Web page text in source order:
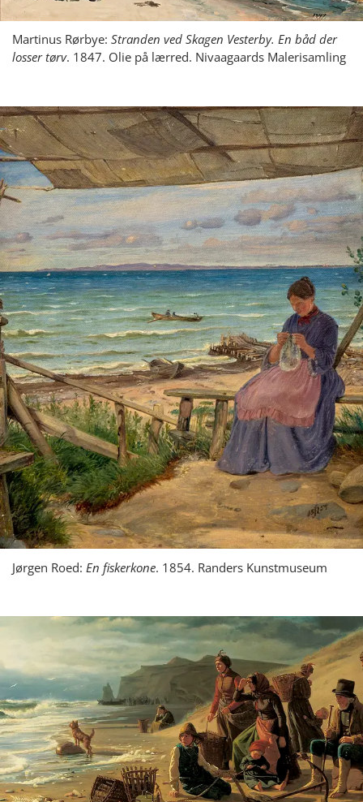
Martinus Rørbye: Stranden ved Skagen Vesterby. En båd der
losser tørv. 1847. Olie på lærred. Nivaagaards Malerisamling
Jørgen Roed: En fiskerkone. 1854. Randers Kunstmuseum